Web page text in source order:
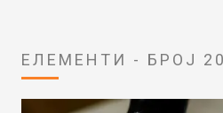
ЕЛЕМЕНТИ - БРОЈ 20